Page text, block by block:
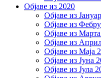
Објаве из 2020
Објаве из
Објаве из
Објаве из
Објаве из
Објаве из Маја
Објаве из Јуна
Објаве из Јула